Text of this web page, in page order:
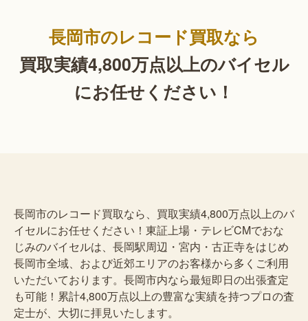
長岡市のレコード買取なら
買取実績4,800万点以上のバイセル
にお任せください！
長岡市のレコード買取なら、買取実績4,800万点以上のバ
イセルにお任せください！東証上場・テレビCMでおな
じみのバイセルは、長岡駅周辺・宮内・古正寺をはじめ
長岡市全域、および近郊エリアのお客様から多くご利用
いただいております。長岡市内なら最短即日の出張査定
も可能！累計4,800万点以上の豊富な実績を持つプロの査
定士が、大切に拝見いたします。